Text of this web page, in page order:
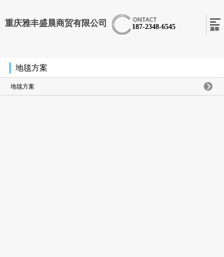
重庆雅丰盛晨商贸有限公司 187-2348-6545
地毯方案
地毯方案